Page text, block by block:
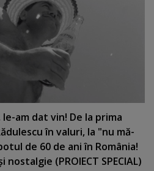
le-am dat vin! De la prima
în valuri, la "nu mă-
de 60 de ani în România!
(PROIECT SPECIAL)